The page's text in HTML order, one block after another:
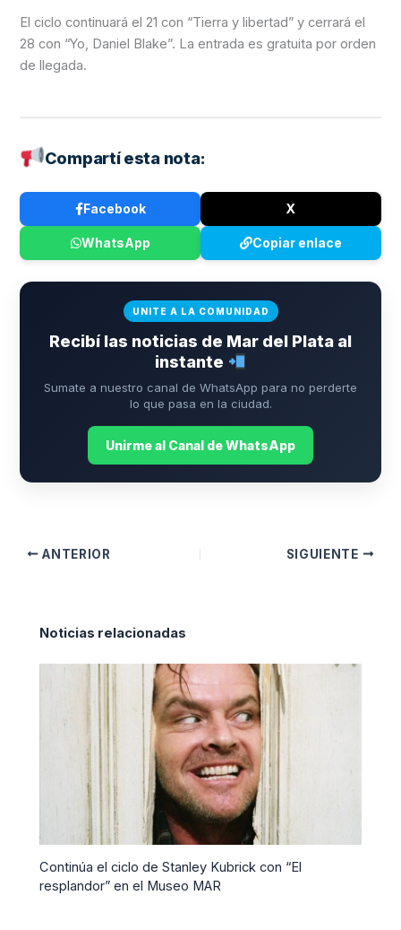
El ciclo continuará el 21 con “Tierra y libertad” y cerrará el
28 con “Yo, Daniel Blake”. La entrada es gratuita por orden
de llegada.
Compartí esta nota:
Facebook X
WhatsApp Copiar enlace
UNITE A LA COMUNIDAD
Recibí las noticias de Mar del Plata al
instante
Sumate a nuestro canal de WhatsApp para no perderte
lo que pasa en la ciudad.
Unirme al Canal de WhatsApp
ANTERIOR SIGUIENTE
Noticias relacionadas
Continúa el ciclo de Stanley Kubrick con “El
resplandor” en el Museo MAR